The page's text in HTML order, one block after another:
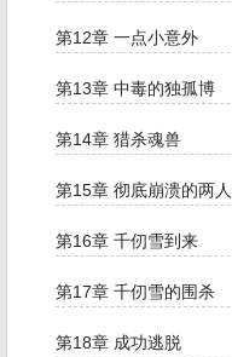
第12章 一点小意外
第13章 中毒的独孤博
第14章 猎杀魂兽
第15章 彻底崩溃的两人
第16章 千仞雪到来
第17章 千仞雪的围杀
第18章 成功逃脱